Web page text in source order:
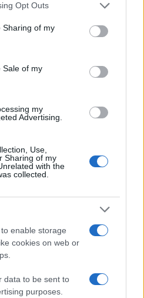
Opt Outs
Sharing of my
Sale of my
my
Advertising.
Use,
Sharing of my
with the
collected.
enable storage
cookies on web or
data to be sent to
purposes.
babica sneki